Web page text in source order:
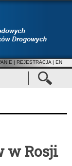
| REJESTRACJA | EN
w Rosji